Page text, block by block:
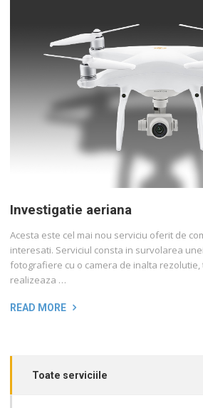
Investigatie aeriana
Acesta este cel mai nou serviciu oferit de
interesati. Serviciul consta in survolarea
fotografiere cu o camera de inalta rezolutie,
realizeaza …
READ MORE
Toate serviciile